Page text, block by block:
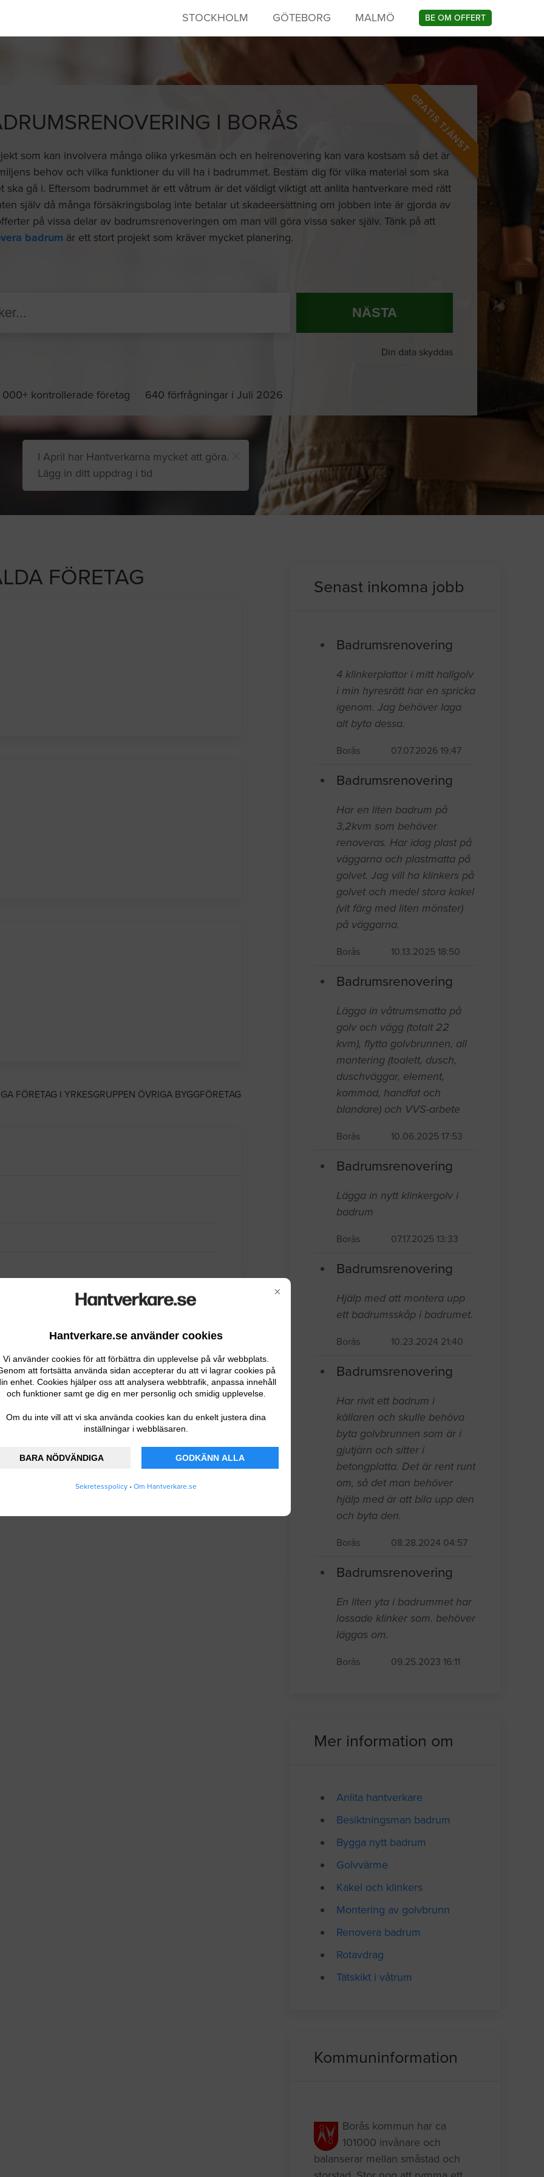
×
Hantverkare.se använder cookies
Vi använder cookies för att förbättra din upplevelse på vår webbplats.
att fortsätta använda sidan accepterar du att vi lagrar cookies på
enhet. Cookies hjälper oss att analysera webbtrafik, anpassa innehåll
och funktioner samt ge dig en mer personlig och smidig upplevelse.
Om du inte vill att vi ska använda cookies kan du enkelt justera dina
inställningar i webbläsaren.
BARA NÖDVÄNDIGA GODKÄNN ALLA
Sekretesspolicy • Om Hantverkare.se
STOCKHOLM GÖTEBORG MALMÖ BE OM OFFERT
GRATIS TJÄNST
I BORÅS
som kan involvera många olika yrkesmän och en helrenovering kan vara kostsam så det är
behov och vilka funktioner du vill ha i badrummet. Bestäm dig för vilka material som ska
ska gå i. Eftersom badrummet är ett våtrum är det väldigt viktigt att anlita hantverkare med rätt
själv då många försäkringsbolag inte betalar ut skadeersättning om jobben inte är gjorda av
på vissa delar av badrumsrenoveringen om man vill göra vissa saker själv. Tänk på att
badrum är ett stort projekt som kräver mycket planering.
NÄSTA
Din data skyddas
000+ kontrollerade företag 640 förfrågningar i Juli 2026
I April har Hantverkarna mycket att göra.
Lägg in ditt uppdrag i tid
Du och
proffshjälp just nu
FÖRETAG
FÖRETAG I YRKESGRUPPEN ÖVRIGA BYGGFÖRETAG
Senast inkomna jobb
Badrumsrenovering
4 klinkerplattor i mitt hallgolv
i min hyresrätt har en spricka
igenom. Jag behöver laga
alt byta dessa.
Borås 07.07.2026 19:47
Badrumsrenovering
Har en liten badrum på
3,2kvm som behöver
renoveras. Har idag plast på
väggarna och plastmatta på
golvet. Jag vill ha klinkers på
golvet och medel stora kakel
(vit färg med liten mönster)
på väggarna.
Borås 10.13.2025 18:50
Badrumsrenovering
Lägga in våtrumsmatta på
golv och vägg (totalt 22
kvm), flytta golvbrunnen, all
montering (toalett, dusch,
duschväggar, element,
kommod, handfat och
blandare) och VVS-arbete
Borås 10.06.2025 17:53
Badrumsrenovering
Lägga in nytt klinkergolv i
badrum
Borås 07.17.2025 13:33
Badrumsrenovering
Hjälp med att montera upp
ett badrumsskåp i badrumet.
Borås 10.23.2024 21:40
Badrumsrenovering
Har rivit ett badrum i
källaren och skulle behöva
byta golvbrunnen som är i
gjutjärn och sitter i
betongplatta. Det är rent runt
om, så det man behöver
hjälp med är att bila upp den
och byta den.
Borås 08.28.2024 04:57
Badrumsrenovering
En liten yta i badrummet har
lossade klinker som. behöver
läggas om.
Borås 09.25.2023 16:11
Mer information om
Anlita hantverkare
Besiktningsman badrum
Bygga nytt badrum
Golvvärme
Kakel och klinkers
Montering av golvbrunn
Renovera badrum
Rotavdrag
Tätskikt i våtrum
Kommuninformation
Borås kommun har ca
101000 invånare och
balanserar mellan småstad och